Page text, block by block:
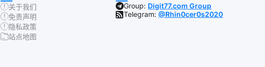
关于我们
免责声明
隐私政策
站点地图
Group: Digit77.com Group
Telegram:@Rhin0cer0s2020